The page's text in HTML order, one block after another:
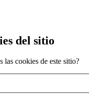
del sitio
las cookies de este sitio?